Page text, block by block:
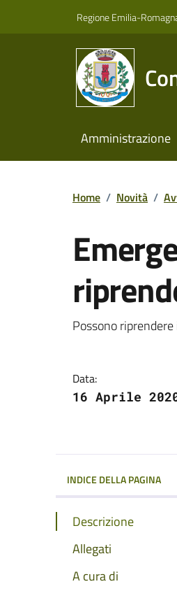
Regione Emilia-
Amministrazione
Home / Novità /
Dettagli
Possono
Data:
16 Aprile
INDICE DELLA PAGINA
Descrizione
Allegati
A cura di